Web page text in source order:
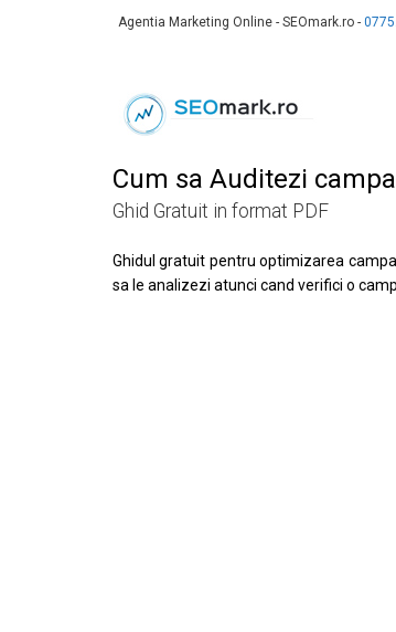
Agentia Marketing Online - SEOmark.ro -
Cum sa Auditezi
Ghid Gratuit in format PDF
Ghidul gratuit pentru optimizarea
sa le analizezi atunci cand verifici o